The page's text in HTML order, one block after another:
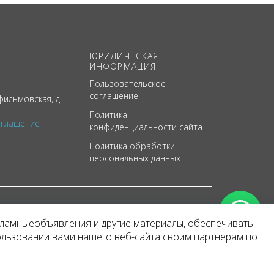
д.
ЮРИДИЧЕСКАЯ
ИНФОРМАЦИЯ
Пользовательское
соглашение
Политика
конфиденциальности сайта
Политика обработки
персональных данных
и другие материалы, обеспечивать
вами нашего веб-сайта своим партнерам по